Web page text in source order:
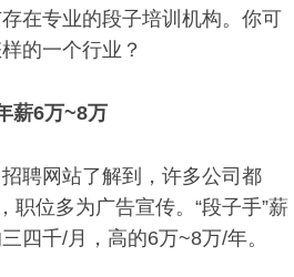
在专业的段子培训机构。你可
的一个行业？
薪6万~8万
网站了解到，许多公司都
职位多为广告宣传。“段子手”薪
四千/月，高的6万~8万/年。